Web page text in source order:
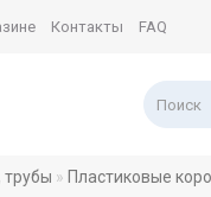
Контакты FAQ
трубы Пластиковые